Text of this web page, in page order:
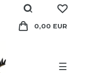
0,00 EUR
☰